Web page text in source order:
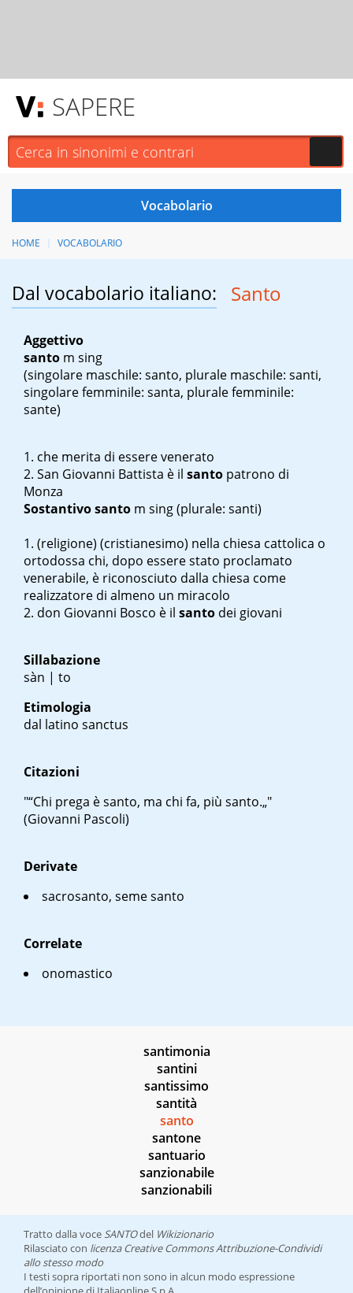
SAPERE
HOME VOCABOLARIO
Dal vocabolario italiano: Santo
Aggettivo
santo m sing
(singolare maschile: santo, plurale maschile: santi,
singolare femminile: santa, plurale femminile:
sante)
che merita di essere venerato
San Giovanni Battista è il santo patrono di
Monza
Sostantivosanto m sing(plurale: santi)
(religione) (cristianesimo) nella chiesa cattolica o
ortodossa chi, dopo essere stato proclamato
venerabile, è riconosciuto dalla chiesa come
realizzatore di almeno un miracolo
don Giovanni Bosco è il santo dei giovani
Sillabazione
sàn | to
Etimologia
dal latino sanctus
Citazioni
"“Chi prega è santo, ma chi fa, più santo.„"
(Giovanni Pascoli)
Derivate
sacrosanto, seme santo
Correlate
onomastico
santimonia
santini
santissimo
santità
santo
santone
santuario
sanzionabile
sanzionabili
Tratto dalla voce SANTOdel Wikizionario
Rilasciato con licenza Creative Commons Attribuzione-Condividi
allo stesso modo
I testi sopra riportati non sono in alcun modo espressione